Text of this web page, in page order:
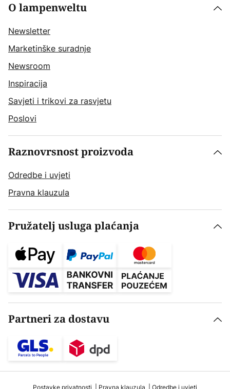
O lampenweltu
Newsletter
Marketinške suradnje
Newsroom
Inspiracija
Savjeti i trikovi za rasvjetu
Poslovi
Raznovrsnost proizvoda
Odredbe i uvjeti
Pravna klauzula
Pružatelj usluga plaćanja
Partneri za dostavu
Postavke privatnosti Pravna klauzula Odredbe i uvjeti